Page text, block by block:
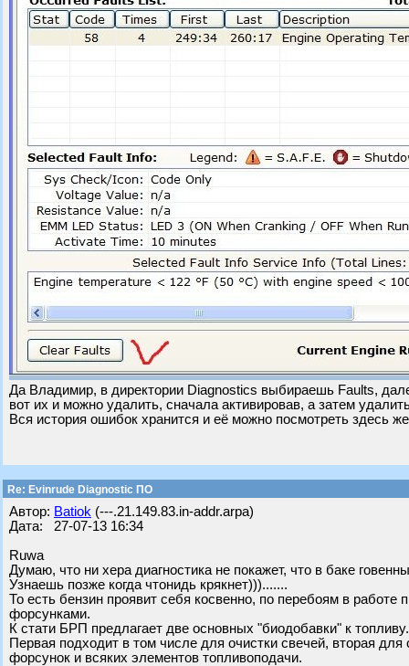
Да Владимир, в директории Diagnostics выбираешь Faults,
вот их и можно удалить, сначала активировав, а затем
Вся история ошибок хранится и её можно посмотреть здесь
Re: Evinrude Diagnostic ПО
Автор: Batiok (---.21.149.83.in-addr.arpa)
Дата: 27-07-13 16:34
Ruwa
Думаю, что ни хера диагностика не покажет, что в баке
Узнаешь позже когда чтонидь крякнет))).......
То есть бензин проявит себя косвенно, по перебоям в
форсунками.
К стати БРП предлагает две основных "биодобавки" к
Первая подходит в том числе для очистки свечей, вторая
форсунок и всяких элементов топливоподачи.